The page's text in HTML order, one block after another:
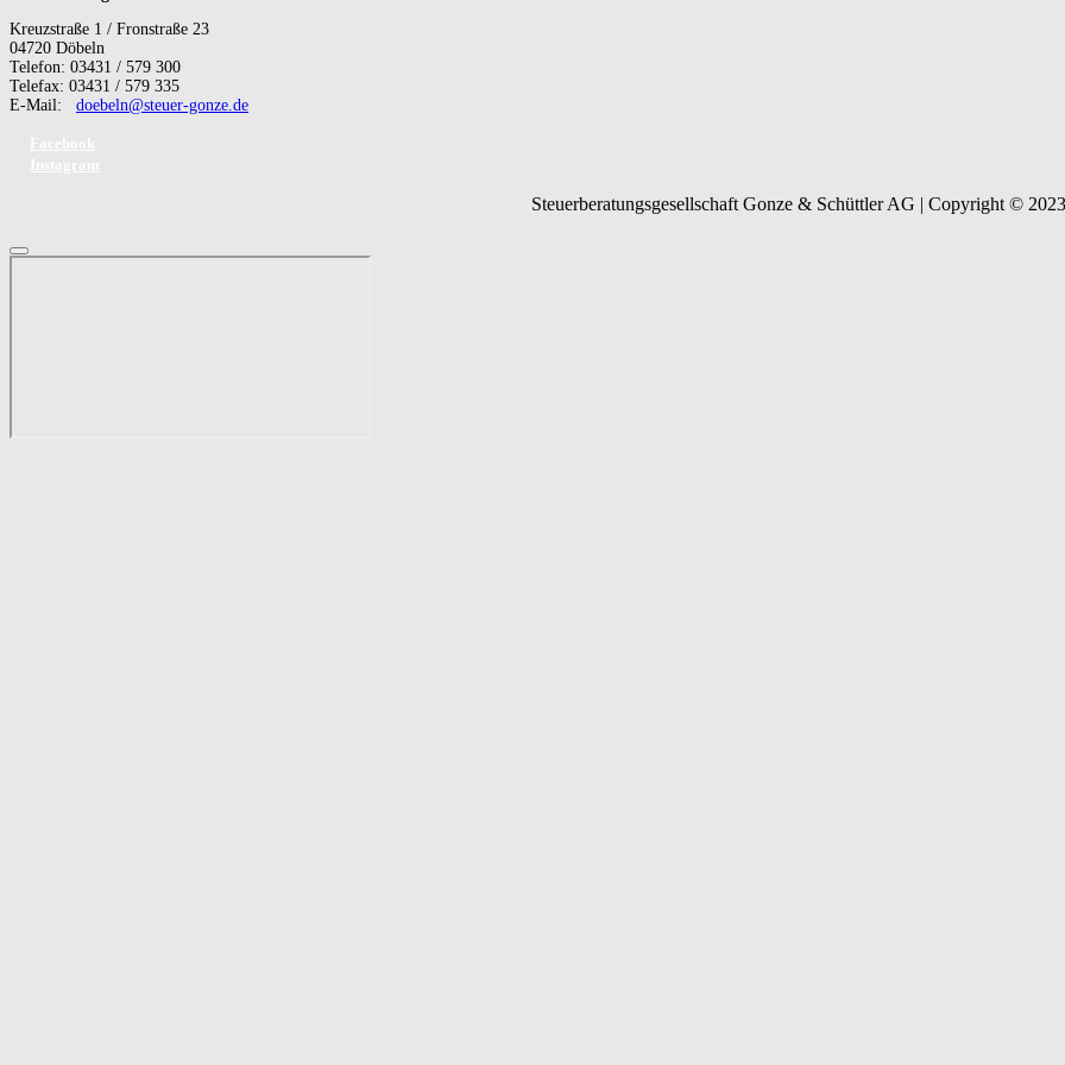
Kreuzstraße 1 / Fronstraße 23
04720 Döbeln
Telefon: 03431 / 579 300
Telefax: 03431 / 579 335
E-Mail: doebeln@steuer-gonze.de
Steuerberatungsgesellschaft Gonze & Schüttler AG | Copyright © 2023